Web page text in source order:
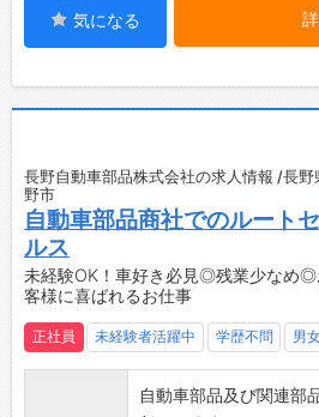
“お客様の期待にこた
ふれる”
そんな仲間を募集して
＼
・冷蔵庫あり
気になる
長野自動車部品株式会社の求人情報 /長野
野市
自動車部品商社でのルート
ルス
未経験OK！車好き必見◎残業少なめ◎
客様に喜ばれるお仕事
正社員 未経験者活躍中 学歴不問 男
自動車部品及び関連部